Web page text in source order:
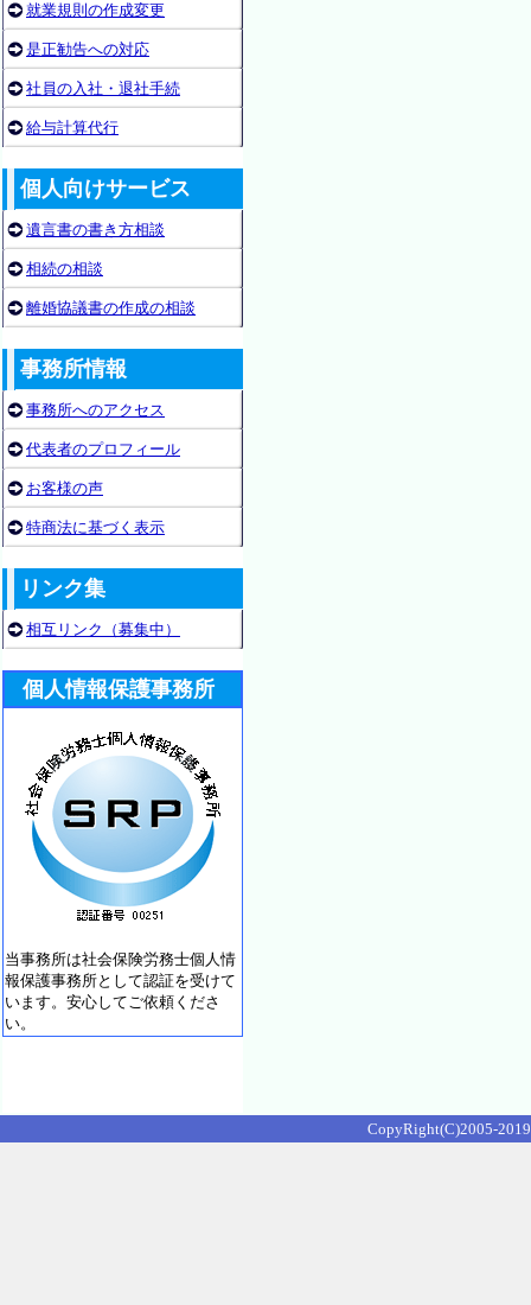
就業規則の作成変更
是正勧告への対応
社員の入社・退社手続
給与計算代行
個人向けサービス
遺言書の書き方相談
相続の相談
離婚協議書の作成の相談
事務所情報
事務所へのアクセス
代表者のプロフィール
お客様の声
特商法に基づく表示
リンク集
相互リンク（募集中）
個人情報保護事務所
当事務所は社会保険労務士個人情
報保護事務所として認証を受けて
います。安心してご依頼くださ
い。
CopyRight(C)2005-